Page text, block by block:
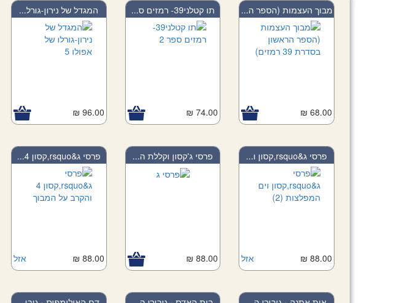
מבוך העצמות (הספר ה...
68.00 ₪
תו קטלני39- רמזים ס...
74.00 ₪
המגדל של נירון-גורל...
96.00 ₪ Add to Cart
פרסי ג&rsquo,קסון ו...
אזל 88.00 ₪
פרסי ג'קסון וקללת ה...
88.00 ₪
פרסי ג&rsquo,קסון 4...
אזל 88.00 ₪